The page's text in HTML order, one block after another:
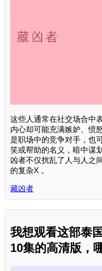
这些人通常在社交场合中
内心却可能充满嫉妒、愤
是职场中的竞争对手，也
笑或帮助的名义，暗中谋
凶者不仅扰乱了人与人之
的复杂X 。
藏凶者
我想观看这部泰
10集的高清版，